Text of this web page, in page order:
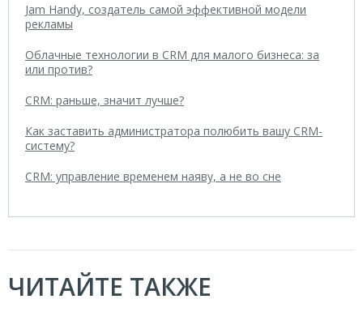
Jam Handy, создатель самой эффективной модели
рекламы
Облачные технологии в CRM для малого бизнеса: за
или против?
CRM: раньше, значит лучше?
Как заставить администратора полюбить вашу CRM-
систему?
CRM: управление временем наяву, а не во сне
ЧИТАЙТЕ ТАКЖЕ